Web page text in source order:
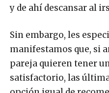
y de ahí descansar al
Sin embargo, les
manifestamos que, si
pareja quieren tener
satisfactorio, las